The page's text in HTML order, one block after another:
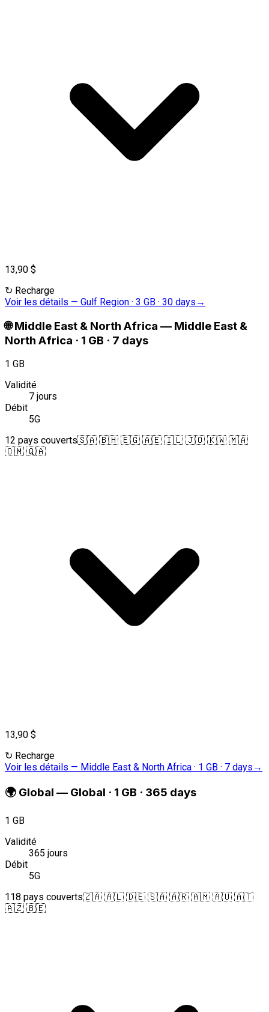
13,90 $
↻ Recharge
Voir les détails — Gulf Region · 3 GB · 30 days →
🌐 Middle East & North Africa — Middle East &
North Africa · 1 GB · 7 days
1 GB
Validité
7 jours
Débit
5G
12 pays couverts🇸🇦 🇧🇭 🇪🇬 🇦🇪 🇮🇱 🇯🇴 🇰🇼 🇲🇦
🇴🇲 🇶🇦
13,90 $
↻ Recharge
Voir les détails — Middle East & North Africa · 1 GB · 7 days →
🌍 Global — Global · 1 GB · 365 days
1 GB
Validité
365 jours
Débit
5G
118 pays couverts🇿🇦 🇦🇱 🇩🇪 🇸🇦 🇦🇷 🇦🇲 🇦🇺 🇦🇹
🇦🇿 🇧🇪